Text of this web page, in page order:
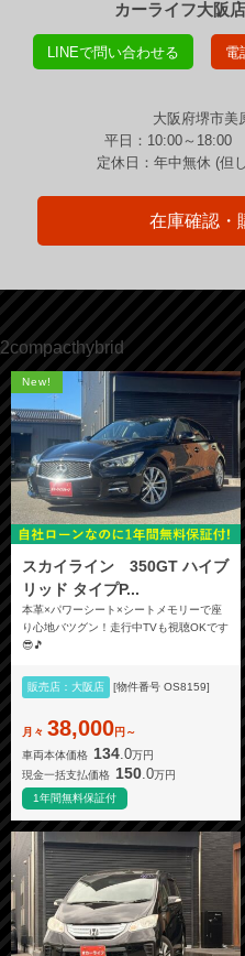
カーライフ大阪店
LINEで問い合わせる 電
大阪府堺市美
平日：10:00～18:00
定休日：年中無休 (但
在庫確認・
2compacthybrid
New!
スカイライン 350GT ハイブ
リッド タイプP...
本革×パワーシート×シートメモリーで座
り心地バツグン！走行中TVも視聴OKです
😎🎵
販売店：大阪店 [物件番号 OS8159]
月々 38,000円～
車両本体価格 134 .0万円
現金一括支払価格 150.0万円
1年間無料保証付